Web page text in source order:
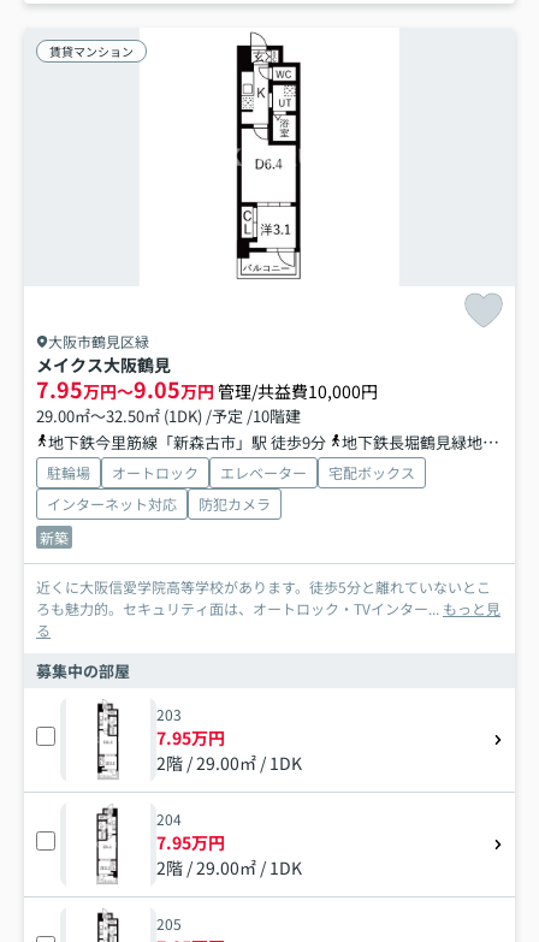
賃貸マンション
大阪市鶴見区緑
メイクス大阪鶴見
7.95万円～9.05万円 管理/共益費10,000円
29.00㎡～32.50㎡ (1DK) /予定 /10階建
地下鉄今里筋線「新森古市」駅 徒歩9分
地下鉄長堀鶴見緑地「今福鶴見」駅 徒歩12分
駐輪場 オートロック エレベーター
宅配ボックス
インターネット対応
防犯カメラ
新築
近くに大阪信愛学院高等学校があります。徒歩5分と離れていないとこ
ろも魅力的。セキュリティ面は、オートロック・TVインター... もっと見
る
募集中の部屋
203
7.95万円
2階 / 29.00㎡ / 1DK
204
7.95万円
2階 / 29.00㎡ / 1DK
205